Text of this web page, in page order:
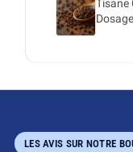
Tisane
LES AVIS SUR NOTRE